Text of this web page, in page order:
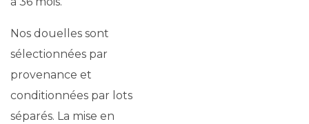
Nos douelles sont
sélectionnées par
provenance et
conditionnées par lots
séparés. La mise en